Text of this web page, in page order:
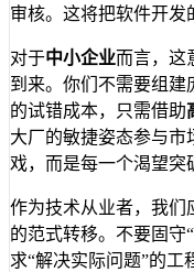
审核。这将把软件开发
对于中小企业而言，这
到来。你们不需要组建
的试错成本，只需借助
大厂的敏捷姿态参与
戏，而是每一个渴望突
作为技术从业者，我们
的范式转移。不要固守
求“解决实际问题”的工